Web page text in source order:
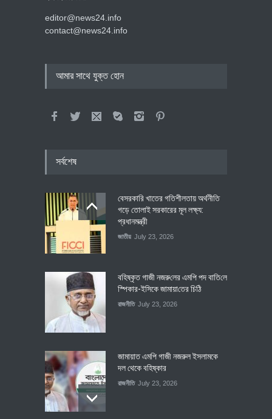
editor@news24.info
contact@news24.info
আমার সাথে যুক্ত হোন
সর্বশেষ
বেসরকারি খাতের গতিশীলতায় অর্থনীতি
গড়ে তোলাই সরকারের মূল লক্ষ্য:
প্রধানমন্ত্রী
জাতীয় July 23, 2026
বহিষ্কৃত গাজী নজরু‌লের এম‌পি পদ বা‌তি‌লে
স্পিকার-ইসিকে জামায়া‌তের চি‌ঠি
রাজনীতি July 23, 2026
জামায়াত এমপি গাজী নজরুল ইসলামকে
দল থেকে বহিষ্কার
রাজনীতি July 23, 2026